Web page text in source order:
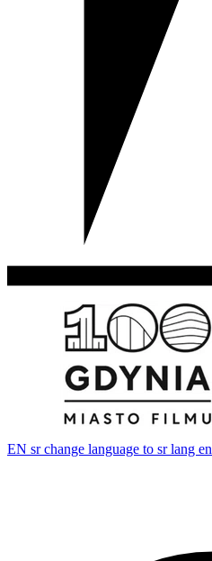
EN sr change language to sr lang en